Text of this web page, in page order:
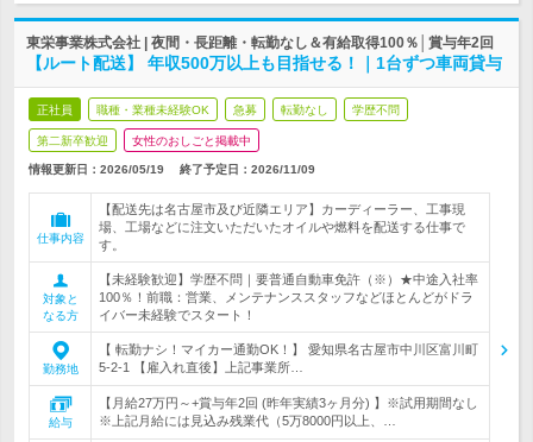
東栄事業株式会社 | 夜間・長距離・転勤なし＆有給取得100％│賞与年2回
【ルート配送】 年収500万以上も目指せる！｜1台ずつ車両貸与
正社員 職種・業種未経験OK 急募 転勤なし 学歴不問
第二新卒歓迎 女性のおしごと掲載中
情報更新日：2026/05/19 終了予定日： 2026/11/09
仕事内容
【配送先は名古屋市及び近隣エリア】カーディーラー、工事現
場、工場などに注文いただいたオイルや燃料を配送する仕事で
す。
対象と
なる方
【未経験歓迎】学歴不問｜要普通自動車免許（※）★中途入社率
100％！前職：営業、メンテナンススタッフなどほとんどがドラ
イバー未経験でスタート！
勤務地
【 転勤ナシ！マイカー通勤OK！】 愛知県名古屋市中川区富川町
5-2-1 【雇入れ直後】上記事業所…
給与
【月給27万円～+賞与年2回 (昨年実績3ヶ月分) 】※試用期間なし
※上記月給には見込み残業代（5万8000円以上、…